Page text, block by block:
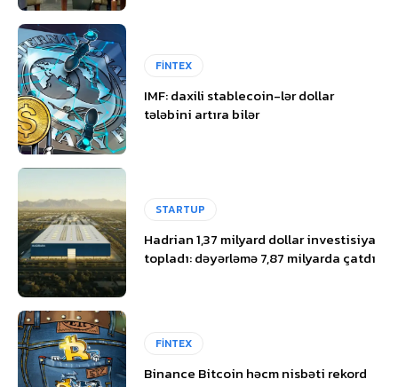
FİNTEX
IMF: daxili stablecoin-lər dollar
tələbini artıra bilər
STARTUP
Hadrian 1,37 milyard dollar investisiya
topladı: dəyərləmə 7,87 milyarda çatdı
FİNTEX
Binance Bitcoin həcm nisbəti rekord